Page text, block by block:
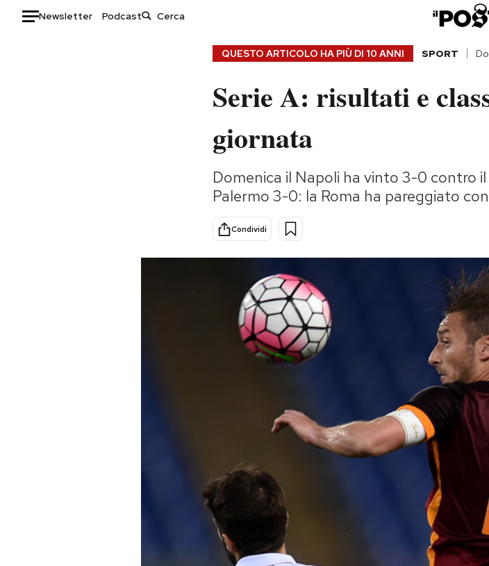
Newsletter Podcast
Consumismi
Storie/Idee
Ok Boomer!
Altrecose
Mondiali calcio 2026
QUESTO ARTICOLO HA PIÙ DI 10 ANNI SPORT
Serie A: risultati e
giornata
Domenica il Napoli ha vinto 3-0 contro
Palermo 3-0: la Roma ha pareggiato
Condividi